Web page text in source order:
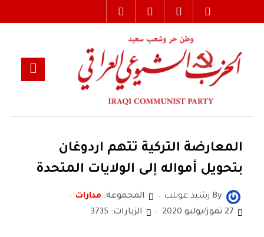
المعارضة التركية تتهم اردوغان
بتحويل أمواله إلى الولايات المتحدة
By رشيد غويلب المجموعة: مدارات
27 تموز/يوليو 2020
الزيارات: 3735